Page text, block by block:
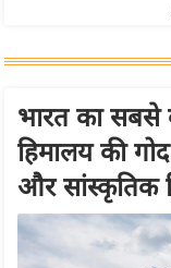
भारत का
हिमालय की
और सांस्कृतिक